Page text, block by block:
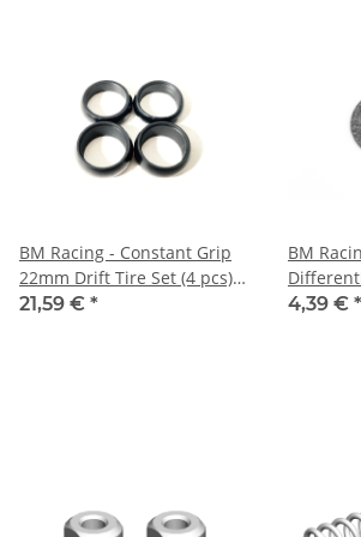
BM Racing - Constant Grip
22mm Drift Tire Set (4 pcs)
(BMRXPRO038-22A)
21,59 € *
BM
Stück)
4,39 € *